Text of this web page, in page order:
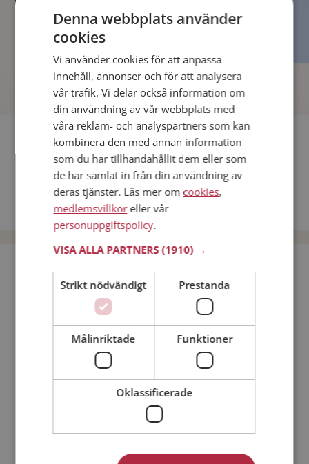
Fler singlar
Andra singlar från Stockholm
Dejta män i Sverige
Dejta kvinnor i Sverige
Bli medlem utan kostnad!
Kvinna
Min ålder:
Denna webbplats använder
cookies
Vi använder cookies för att anpassa
innehåll, annonser och för att analysera
vår trafik. Vi delar också information om
din användning av vår webbplats med
våra reklam- och analyspartners som kan
kombinera den med annan information
som du har tillhandahållit dem eller som
de har samlat in från din användning av
deras tjänster. Läs mer om cookies,
medlemsvillkoreller vår
personuppgiftspolicy.
VISA ALLA PARTNERS(1910) →
Strikt nödvändigt Prestanda
Målinriktade Funktioner
Oklassificerade